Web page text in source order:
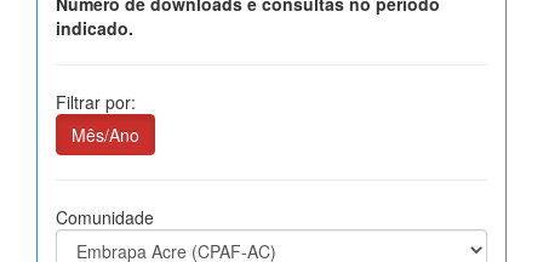
indicado.
Filtrar por:
Mês/Ano
Comunidade